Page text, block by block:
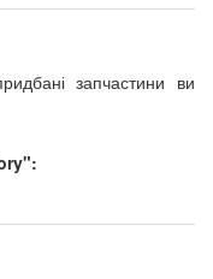
запчастини ви